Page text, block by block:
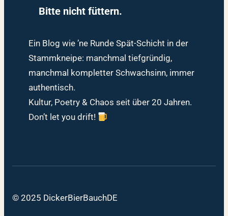
Bitte nicht füttern.
Ein Blog wie ’ne Runde Spät-Schicht in der
Stammkneipe: manchmal tiefgründig,
manchmal kompletter Schwachsinn, immer
authentisch.
Kultur, Poetry & Chaos seit über 20 Jahren.
Don’t let you drift!
© 2025 DickerBierBauchDE